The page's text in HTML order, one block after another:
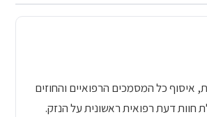
איסוף כל המסמכים הרפואיים והחוזים
חוות דעת רפואית ראשונית על הנזק.